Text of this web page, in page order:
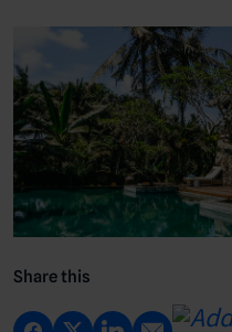
Share this